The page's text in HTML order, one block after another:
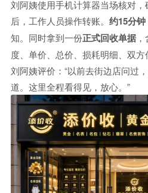
刘阿姨使用手机计算器当场核对
后，工作人员操作转账。 约15分钟
知。同时拿到一份正式回收单据，
度、单价、总价、损耗明细、双方
刘阿姨评价：“以前去街边店问过
道。这里全程看得见，放心。”